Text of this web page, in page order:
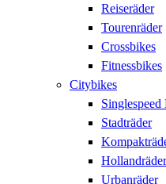
Reiseräder
Tourenräder
Crossbikes
Fitnessbikes
Citybikes
Singlespeed
Stadträder
Hollandräder
Urbanräder